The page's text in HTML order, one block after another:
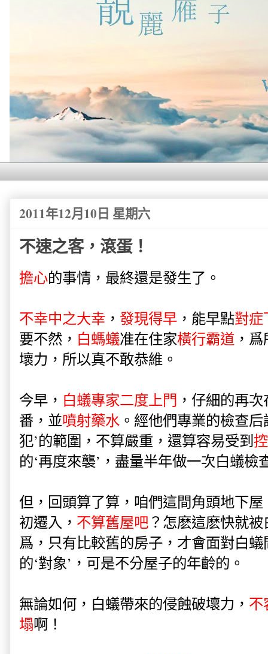
2011年12月10日 星期六
不速之客，滾蛋！
擔心的事情，最終還是發生了。
不幸中之大幸 ， 發現得早 ，能早點對症
要不然， 白螞蟻准在住家橫行霸道 ，
壞力，所以真不敢恭維。
今早， 白蟻專家二度上門 ，仔細的再
番，並噴射藥水 。經他們專業的檢查
犯’的範圍，不算嚴重，還算容易受到
的‘再度來襲’，盡量半年做一次白蟻檢
但，回頭算了算，咱們這間角頭地下屋
初遷入， 不算舊屋吧？怎麽這麽快就被
爲，只有比較舊的房子，才會面對白
的‘對象’，可是不分屋子的年齡的。
無論如何，白蟻帶來的侵蝕破壞力， 不
塌啊！